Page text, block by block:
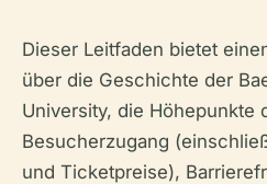
Dieser Leitfaden bietet
über die Geschichte der
University, die Höhepunkte
Besucherzugang
und Ticketpreise),